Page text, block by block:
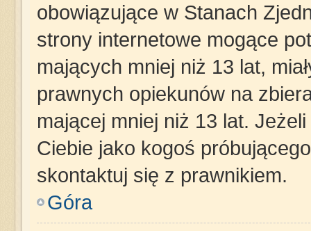
obowiązujące w Stanach
strony internetowe mogące
mających mniej niż 13 lat,
prawnych opiekunów na
mającej mniej niż 13 lat.
Ciebie jako kogoś
skontaktuj się z prawnikiem.
Góra